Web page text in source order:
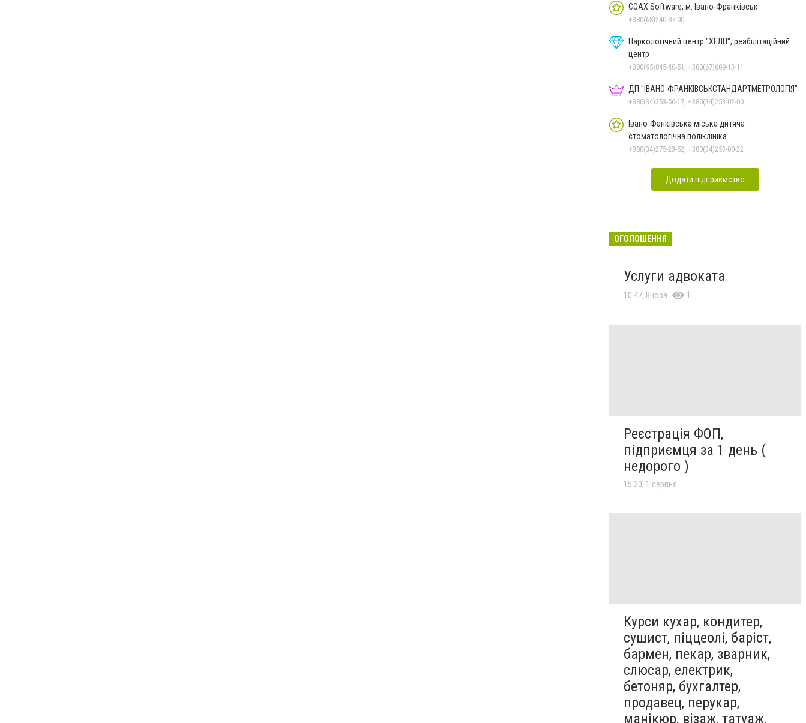
COAX Software, м. Івано-Франківськ
+380(68)240-87-00
Наркологічний центр "ХЕЛП", реабілітаційний
центр
+380(95)845-40-51, +380(67)609-13-11
ДП "ІВАНО-ФРАНКІВСЬК­СТАНДАРТ­МЕТРОЛОГІЯ"
+380(34)253-56-17, +380(34)253-02-00
Івано-Фанківська міська дитяча
стоматологічна поліклініка
+380(34)275-23-52, +380(34)253-00-22
Додати підприємство
ОГОЛОШЕННЯ
Услуги адвоката
10:47, Вчора 1
Реєстрація ФОП,
підприємця за 1 день (
недорого )
15:20, 1 серпня
Курси кухар, кондитер,
сушист, піццеолі, баріст,
бармен, пекар, зварник,
слюсар, електрик,
бетоняр, бухгалтер,
продавец, перукар,
манікюр, візаж, татуаж,